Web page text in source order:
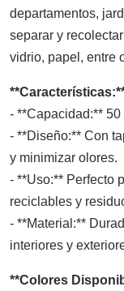
departamentos,
separar y
vidrio, papel, entre
- **Capacidad:** 50
- **Diseño:** Con
y minimizar olores.
- **Uso:** Perfecto
reciclables y
- **Material:**
interiores y
**Colores